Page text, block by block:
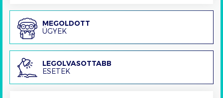
Megoldott
ügyek
MEGOLDOTT
ÜGYEK
Legolvasottabb
esetek
LEGOLVASOTTABB
ESETEK